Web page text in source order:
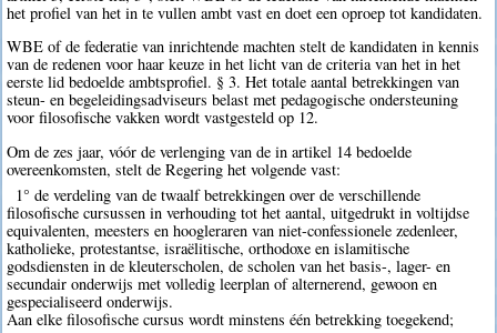
het profiel van het in te vullen ambt vast en doet een oproep tot kandidaten.
WBE of de federatie van inrichtende machten stelt de kandidaten in kennis
van de redenen voor haar keuze in het licht van de criteria van het in het
eerste lid bedoelde ambtsprofiel. § 3. Het totale aantal betrekkingen van
steun- en begeleidingsadviseurs belast met pedagogische ondersteuning
voor filosofische vakken wordt vastgesteld op 12.
Om de zes jaar, vóór de verlenging van de in artikel 14 bedoelde
overeenkomsten, stelt de Regering het volgende vast:
1° de verdeling van de twaalf betrekkingen over de verschillende
filosofische cursussen in verhouding tot het aantal, uitgedrukt in voltijdse
equivalenten, meesters en hoogleraren van niet-confessionele zedenleer,
katholieke, protestantse, israëlitische, orthodoxe en islamitische
godsdiensten in de kleuterscholen, de scholen van het basis-, lager- en
secundair onderwijs met volledig leerplan of alternerend, gewoon en
gespecialiseerd onderwijs.
Aan elke filosofische cursus wordt minstens één betrekking toegekend;